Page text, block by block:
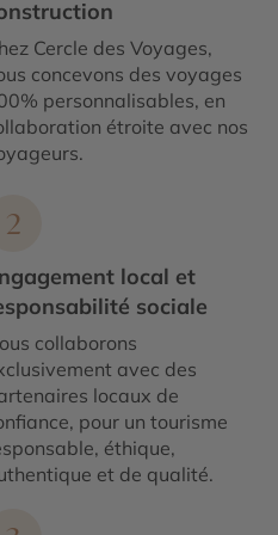
Cercle des Voyages,
concevons des voyages
personnalisables, en
étroite avec nos
2
local et
sociale
collaborons
avec des
locaux de
pour un tourisme
éthique,
et de qualité.